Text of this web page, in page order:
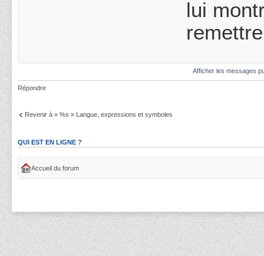
lui
Afficher les messages
Répondre
Revenir à « %s » Langue, expressions et symboles
QUI EST EN LIGNE ?
Accueil du forum